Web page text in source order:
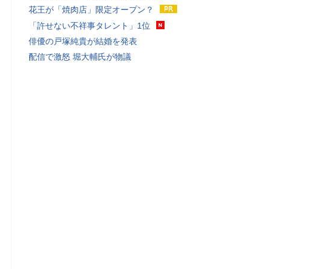
花王が「焼肉店」限定オープン？
「許せない不祥事タレント」1位
俳優の戸塚純貴が結婚を発表
配信で激怒 堀大輔氏が物議